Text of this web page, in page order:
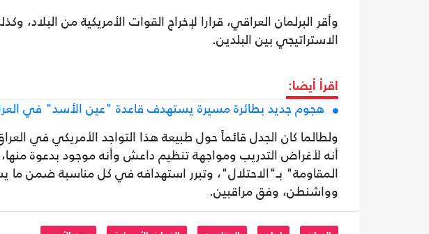
وأقر البرلمان العراقي، قرارا لإخراج القوات الأمريكية من البلاد،
الاستراتيجي بين البلدين.
اقرأ أيضا:
هجوم جديد بطائرة مسيرة يستهدف قاعدة "عين الأسد" في
ولطالما كان الجدل قائماً حول طبيعة هذا التواجد الأمريكي في
أنه لأغراض التدريب ومواجهة تنظيم داعش وأنه موجود بدعوة
المقاومة" بـ"الاحتلال"، وتبرر استهدافه في كل مناسبة ضمن ما
وواشنطن، وفق مراقبين.